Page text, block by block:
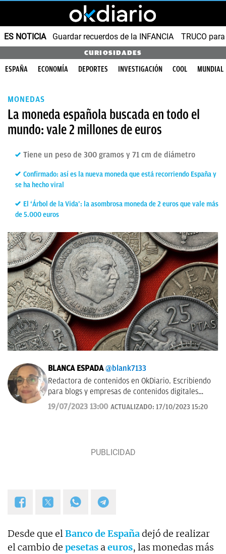
ES NOTICIA Guardar recuerdos de la INFANCIA TRUCO
CURIOSIDADES
ESPAÑA ECONOMÍA DEPORTES INVESTIGACIÓN COOL MUNDIAL
MONEDAS
La moneda española buscada en todo el
mundo: vale 2 millones de euros
Tiene un peso de 300 gramos y 71 cm de diámetro
Confirmado: así es la nueva moneda que está recorriendo España y
se ha hecho viral
El ‘Árbol de la Vida’: la asombrosa moneda de 2 euros que vale más
de 5.000 euros
BLANCA ESPADA @blank7133
Redactora de contenidos en OkDiario. Escribiendo
para blogs y empresas de contenidos digitales
desde 2007.
19/07/2023 13:00 ACTUALIZADO: 17/10/2023 15:20
Desde que elBanco de Españadejó de realizar
el cambio de pesetas aeuros, las monedas más